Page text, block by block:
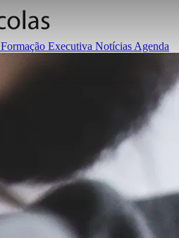
Formação Executiva Notícias Agenda